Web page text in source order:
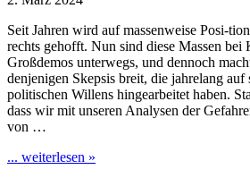
Seit Jahren wird auf massenweise Posi-
rechts gehofft. Nun sind diese Massen bei
Großdemos unterwegs, und dennoch
denjenigen Skepsis breit, die jahrelang auf
politischen Willens hingearbeitet haben.
dass wir mit unseren Analysen der
von …
... weiterlesen »